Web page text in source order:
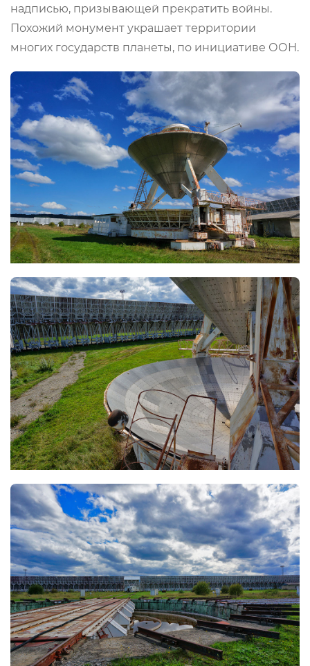
надписью, призывающей прекратить войны.
Похожий монумент украшает территории
многих государств планеты, по инициативе ООН.